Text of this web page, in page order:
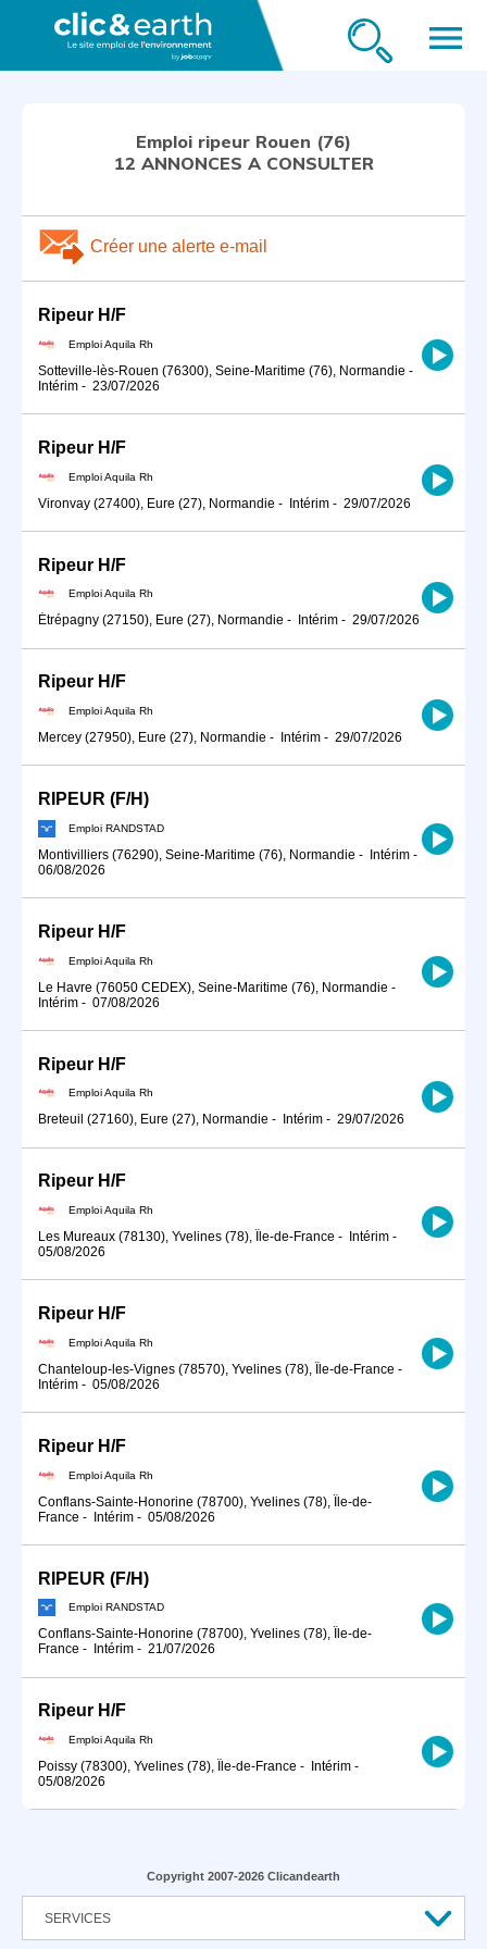
menu
Emploi ripeur Rouen (76)
12 ANNONCES A CONSULTER
Créer une alerte e-mail
Ripeur H/F
Emploi Aquila Rh
Sotteville-lès-Rouen (76300), Seine-Maritime (76), Normandie -
Intérim - 23/07/2026
Ripeur H/F
Emploi Aquila Rh
Vironvay (27400), Eure (27), Normandie - Intérim - 29/07/2026
Ripeur H/F
Emploi Aquila Rh
Étrépagny (27150), Eure (27), Normandie - Intérim - 29/07/2026
Ripeur H/F
Emploi Aquila Rh
Mercey (27950), Eure (27), Normandie - Intérim - 29/07/2026
RIPEUR (F/H)
Emploi RANDSTAD
Montivilliers (76290), Seine-Maritime (76), Normandie - Intérim -
06/08/2026
Ripeur H/F
Emploi Aquila Rh
Le Havre (76050 CEDEX), Seine-Maritime (76), Normandie -
Intérim - 07/08/2026
Ripeur H/F
Emploi Aquila Rh
Breteuil (27160), Eure (27), Normandie - Intérim - 29/07/2026
Ripeur H/F
Emploi Aquila Rh
Les Mureaux (78130), Yvelines (78), Île-de-France - Intérim -
05/08/2026
Ripeur H/F
Emploi Aquila Rh
Chanteloup-les-Vignes (78570), Yvelines (78), Île-de-France -
Intérim - 05/08/2026
Ripeur H/F
Emploi Aquila Rh
Conflans-Sainte-Honorine (78700), Yvelines (78), Île-de-
France - Intérim - 05/08/2026
RIPEUR (F/H)
Emploi RANDSTAD
Conflans-Sainte-Honorine (78700), Yvelines (78), Île-de-
France - Intérim - 21/07/2026
Ripeur H/F
Emploi Aquila Rh
Poissy (78300), Yvelines (78), Île-de-France - Intérim -
05/08/2026
Copyright 2007-2026 Clicandearth
SERVICES